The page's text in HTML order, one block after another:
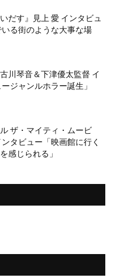
だす』見上 愛 インタビュ
る街のような大事な場
川琴音＆下津優太監督 イ
ジャンルホラー誕生」
ザ・マイティ・ムービ
タビュー「映画館に行く
感じられる」